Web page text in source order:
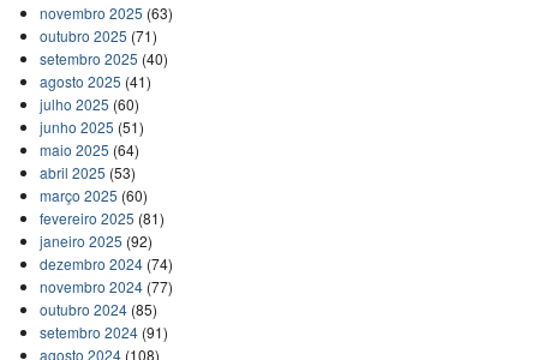
novembro 2025 (63)
outubro 2025 (71)
setembro 2025 (40)
agosto 2025 (41)
julho 2025 (60)
junho 2025 (51)
maio 2025 (64)
abril 2025 (53)
março 2025 (60)
fevereiro 2025 (81)
janeiro 2025 (92)
dezembro 2024(74)
novembro 2024(77)
outubro 2024(85)
setembro 2024(91)
agosto 2024(108)